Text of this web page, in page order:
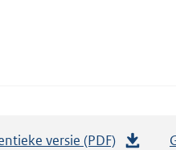
versie (PDF)